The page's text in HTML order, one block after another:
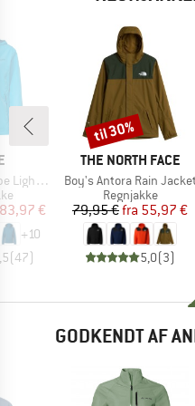
Jacket
pris
83,97 €
+10
(47)
MÆRKE
THE NORTH FACE
Artikel
Boy's Antora Rain Jacket
Produktgruppe
Regnjakke
Pris
79,95 € Nedsat pris
fra 55,97 €
5,0(3)
Rabat
til 30%
GODKENDT AF